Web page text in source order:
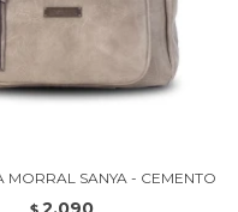
MORRAL SANYA - CEMENTO